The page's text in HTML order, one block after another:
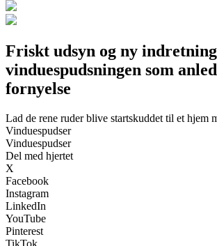
Friskt udsyn og ny
vinduespudsningen som
fornyelse
Lad de rene ruder blive startskuddet til et hjem
Vinduespudser
Vinduespudser
Del med hjertet
X
Facebook
Instagram
LinkedIn
YouTube
Pinterest
TikTok